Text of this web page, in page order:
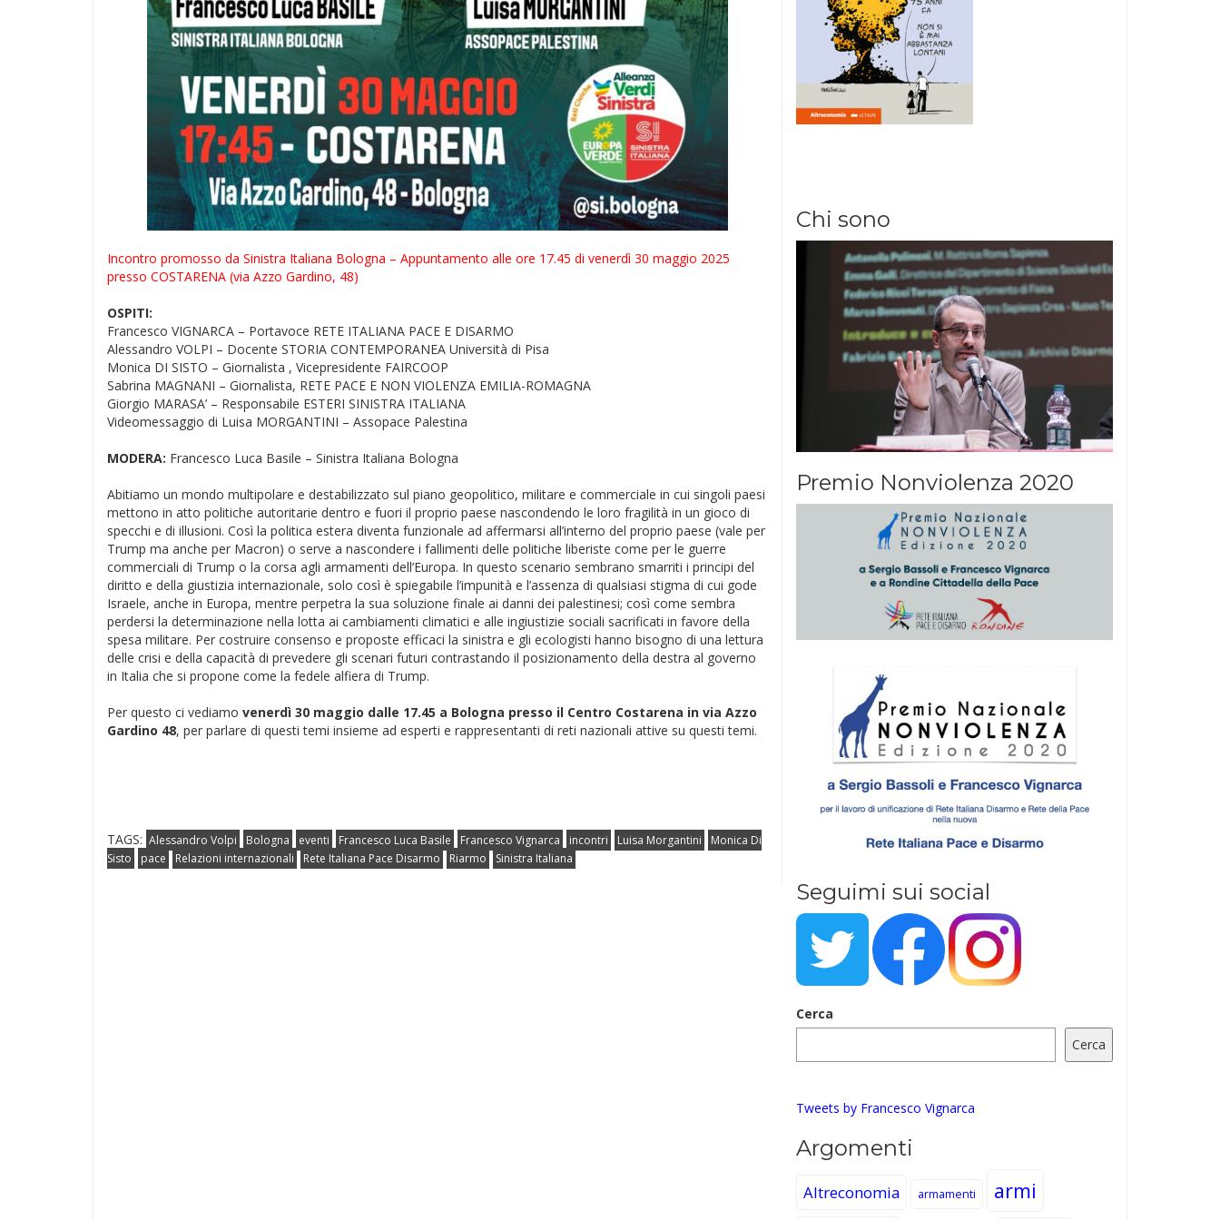
Incontro promosso da Sinistra Italiana Bologna – Appuntamento alle ore 17.45 di venerdì 30 maggio 2025
presso COSTARENA (via Azzo Gardino, 48)
OSPITI:
Francesco VIGNARCA – Portavoce RETE ITALIANA PACE E DISARMO
Alessandro VOLPI – Docente STORIA CONTEMPORANEA Università di Pisa
Monica DI SISTO – Giornalista , Vicepresidente FAIRCOOP
Sabrina MAGNANI – Giornalista, RETE PACE E NON VIOLENZA EMILIA-ROMAGNA
Giorgio MARASA’ – Responsabile ESTERI SINISTRA ITALIANA
Videomessaggio di Luisa MORGANTINI – Assopace Palestina
MODERA: Francesco Luca Basile – Sinistra Italiana Bologna
Abitiamo un mondo multipolare e destabilizzato sul piano geopolitico, militare e commerciale in cui singoli paesi
mettono in atto politiche autoritarie dentro e fuori il proprio paese nascondendo le loro fragilità in un gioco di
specchi e di illusioni. Così la politica estera diventa funzionale ad affermarsi all’interno del proprio paese (vale per
Trump ma anche per Macron) o serve a nascondere i fallimenti delle politiche liberiste come per le guerre
commerciali di Trump o la corsa agli armamenti dell’Europa. In questo scenario sembrano smarriti i principi del
diritto e della giustizia internazionale, solo così è spiegabile l’impunità e l’assenza di qualsiasi stigma di cui gode
Israele, anche in Europa, mentre perpetra la sua soluzione finale ai danni dei palestinesi; così come sembra
perdersi la determinazione nella lotta ai cambiamenti climatici e alle ingiustizie sociali sacrificati in favore della
spesa militare. Per costruire consenso e proposte efficaci la sinistra e gli ecologisti hanno bisogno di una lettura
delle crisi e della capacità di prevedere gli scenari futuri contrastando il posizionamento della destra al governo
in Italia che si propone come la fedele alfiera di Trump.
Per questo ci vediamo venerdì 30 maggio dalle 17.45 a Bologna presso il Centro Costarena in via Azzo
Gardino 48, per parlare di questi temi insieme ad esperti e rappresentanti di reti nazionali attive su questi temi.
TAGS: Alessandro Volpi Bologna eventi Francesco Luca Basile Francesco Vignarca incontri Luisa Morgantini
Monica Di
Sisto
pace Relazioni internazionali Rete Italiana Pace Disarmo Riarmo Sinistra Italiana
Chi sono
Premio Nonviolenza 2020
Seguimi sui social
Cerca
Cerca
Tweets by Francesco Vignarca
Argomenti
Altreconomia armamenti armi